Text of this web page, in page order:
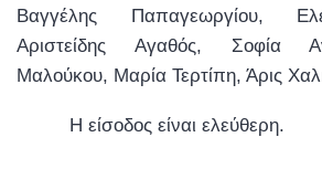
Βαγγέλης Παπαγεωργίου,
Αριστείδης Αγαθός, Σοφία
Μαλούκου, Μαρία Τερτίπη, Άρις
Η είσοδος είναι ελεύθερη.